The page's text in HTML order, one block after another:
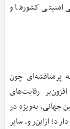
امنیتی کشورها و
پرمناقشه‌ای چون
رقابت‌های
جهانی، به‌ویژه در
ازاین‌رو، سایر